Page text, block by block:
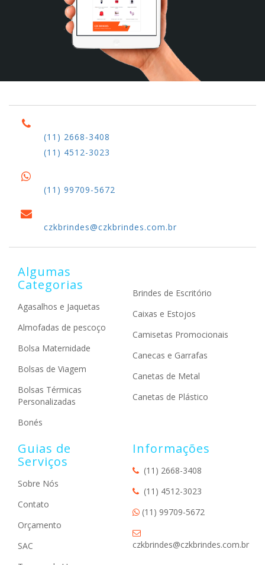
(11) 2668-3408
(11) 4512-3023
(11) 99709-5672
czkbrindes@czkbrindes.com.br
Algumas
Categorias
Agasalhos e Jaquetas
Almofadas de pescoço
Bolsa Maternidade
Bolsas de Viagem
Bolsas Térmicas
Personalizadas
Bonés
Brindes de Escritório
Caixas e Estojos
Camisetas Promocionais
Canecas e Garrafas
Canetas de Metal
Canetas de Plástico
Guias de
Serviços
Sobre Nós
Contato
Orçamento
SAC
Informações
(11) 2668-3408
(11) 4512-3023
(11) 99709-5672
czkbrindes@czkbrindes.com.br